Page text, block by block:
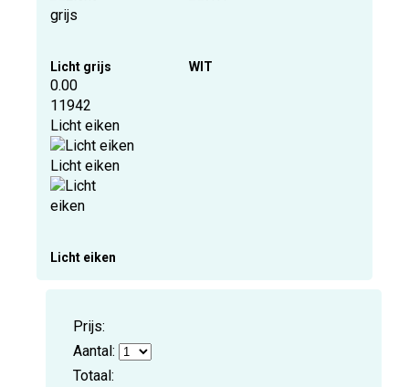
Licht grijs WIT
0.00
11942
Licht eiken
Licht eiken
Licht eiken
Prijs:
Aantal:
Totaal: